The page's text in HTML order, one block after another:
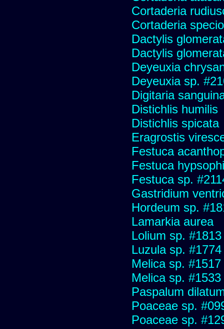
Cortaderia
Cortaderia
Dactylis
Dactylis
Deyeuxia
Deyeuxia sp.
Digitaria
Distichlis humilis
Distichlis spicata
Eragrostis
Festuca
Festuca
Festuca sp.
Gastridium
Hordeum sp.
Lamarkia aurea
Lolium sp. #1813
Luzula sp. #1774
Melica sp. #1517
Melica sp. #1533
Paspalum
Poaceae sp.
Poaceae sp.